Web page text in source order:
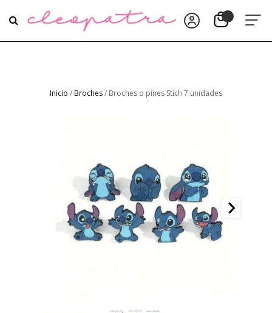
Inicio / Broches/ Broches o pines Stich 7 unidades